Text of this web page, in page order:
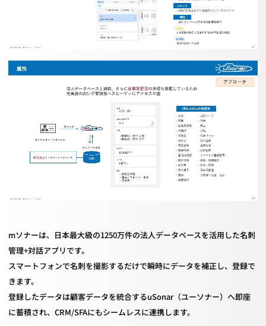
mソナーは、日本最大級の1250万件の法人データベースを活用した名刺
管理+対話アプリです。
スマートフォンで名刺を撮影するだけで瞬時にデータを補正し、登録で
きます。
登録したデータは顧客データを統合するuSonar（ユーソナー）へ即座
に蓄積され、CRM/SFAにもシームレスに連携します。